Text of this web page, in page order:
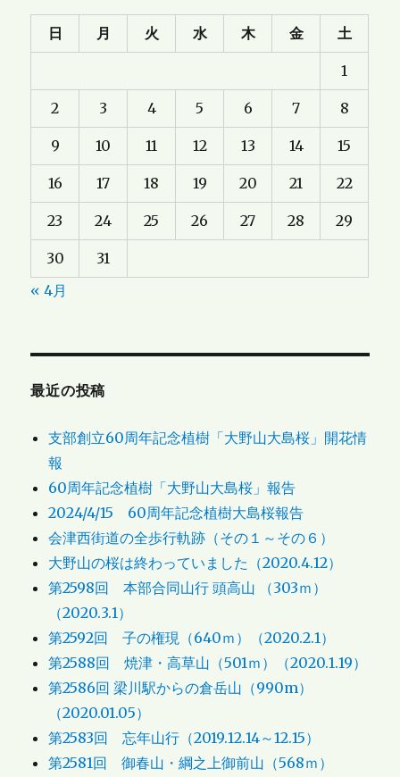
日 月 火 水 木 金 土
1
2 3 4 5 6 7 8
9 10 11 12 13 14 15
16 17 18 19 20 21 22
23 24 25 26 27 28 29
30
31
« 4月
最近の投稿
支部創立60周年記念植樹「大野山大島桜」開花情
報
60周年記念植樹「大野山大島桜」報告
2024/4/15 60周年記念植樹大島桜報告
会津西街道の全歩行軌跡（その１～その６）
大野山の桜は終わっていました（2020.4.12）
第2598回 本部合同山行 頭高山 （303ｍ）
（2020.3.1）
第2592回 子の権現（640ｍ）（2020.2.1）
第2588回 焼津・高草山（501ｍ）（2020.1.19）
第2586回 梁川駅からの倉岳山（990m）
（2020.01.05）
第2583回 忘年山行（2019.12.14～12.15）
第2581回 御春山・綱之上御前山（568ｍ）